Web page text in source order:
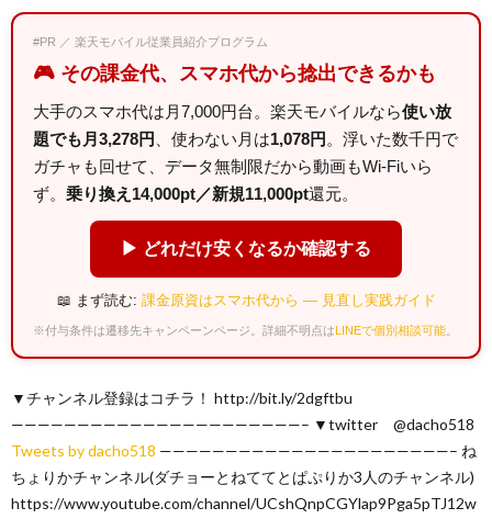
#PR ／ 楽天モバイル従業員紹介プログラム
🎮 その課金代、スマホ代から捻出できるかも
大手のスマホ代は月7,000円台。楽天モバイルなら使い放
題でも月3,278円
、使わない月は1,078円 。浮いた数千円で
ガチャも回せて、データ無制限だから動画もWi-Fiいら
ず。 乗り換え14,000pt／新規11,000pt還元。
▶ どれだけ安くなるか確認する
📖 まず読む: 課金原資はスマホ代から — 見直し実践ガイド
※付与条件は遷移先キャンペーンページ。詳細不明点はLINEで個別相談可能
▼チャンネル登録はコチラ！ http://bit.ly/2dgftbu
——————————————————————– ▼twitter @dacho518
Tweets by dacho518 ——————————————————————– ね
ちょりかチャンネル(ダチョーとねててとぱぷりか3人のチャンネル)
https://www.youtube.com/channel/UCshQnpCGYlap9Pga5pTJ12w